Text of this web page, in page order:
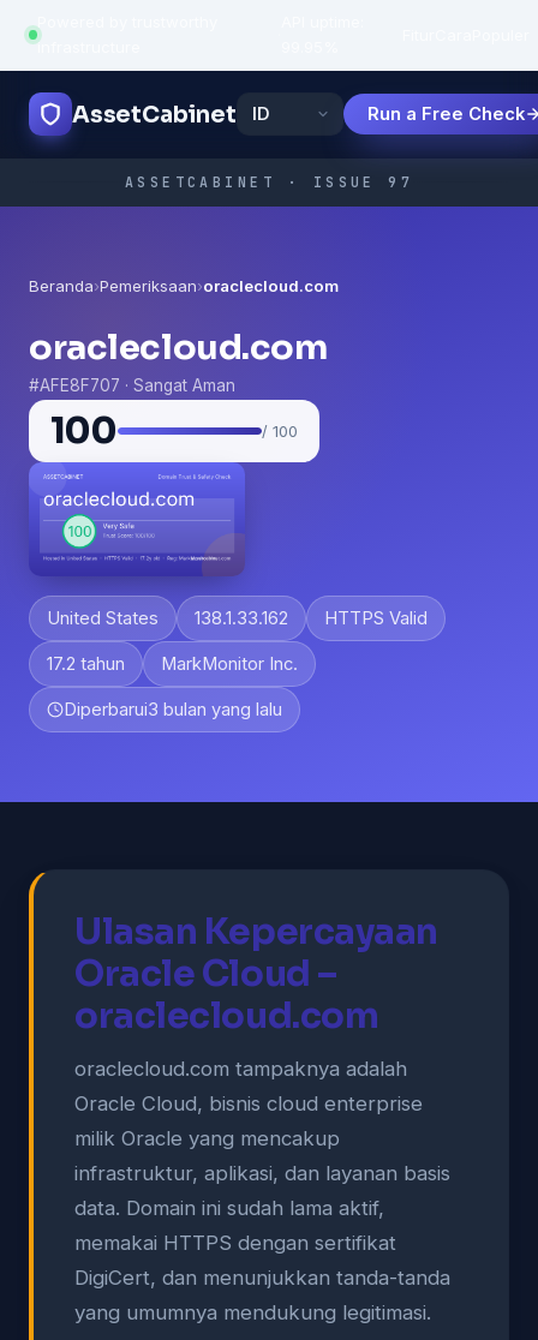
infrastructure
AssetCabinet Run a Free Check
ASSETCABINET · ISSUE 97
Beranda›Pemeriksaan›oraclecloud.com
oraclecloud.com
#AFE8F707 · Sangat Aman
100 / 100
United States 138.1.33.162 HTTPS Valid
17.2 tahun MarkMonitor Inc.
Diperbarui3 bulan yang lalu
Ulasan Kepercayaan
Oracle Cloud –
oraclecloud.com
oraclecloud.com tampaknya adalah
Oracle Cloud, bisnis cloud enterprise
milik Oracle yang mencakup
infrastruktur, aplikasi, dan layanan basis
data. Domain ini sudah lama aktif,
memakai HTTPS dengan sertifikat
DigiCert, dan menunjukkan tanda-tanda
yang umumnya mendukung legitimasi.